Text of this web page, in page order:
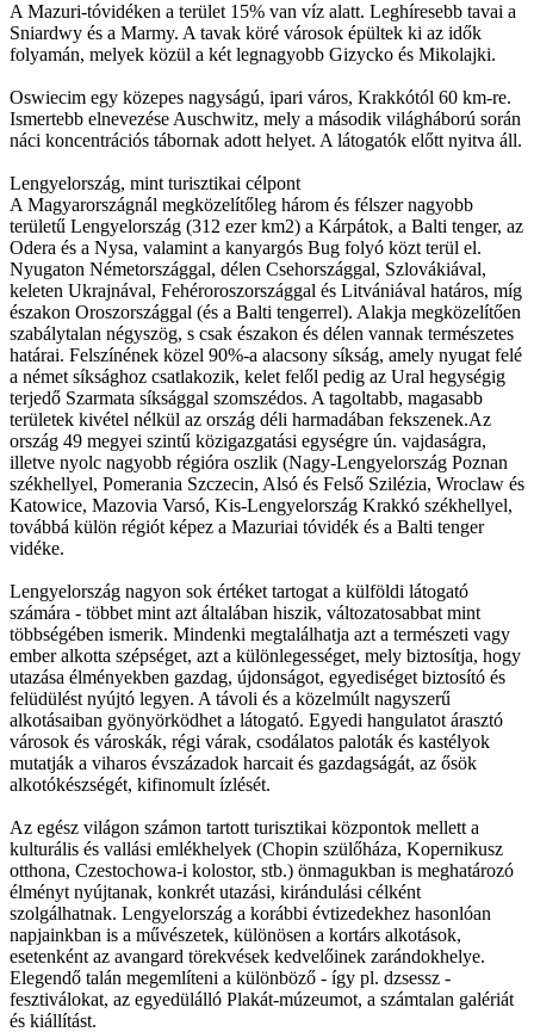
A Mazuri-tóvidéken a terület 15% van víz alatt. Leghíresebb tavai a
Sniardwy és a Marmy. A tavak köré városok épültek ki az idők
folyamán, melyek közül a két legnagyobb Gizycko és Mikolajki.
Oswiecim egy közepes nagyságú, ipari város, Krakkótól 60 km-re.
Ismertebb elnevezése Auschwitz, mely a második világháború során
náci koncentrációs tábornak adott helyet. A látogatók előtt nyitva áll.
Lengyelország, mint turisztikai célpont
A Magyarországnál megközelítőleg három és félszer nagyobb
területű Lengyelország (312 ezer km2) a Kárpátok, a Balti tenger, az
Odera és a Nysa, valamint a kanyargós Bug folyó közt terül el.
Nyugaton Németországgal, délen Csehországgal, Szlovákiával,
keleten Ukrajnával, Fehéroroszországgal és Litvániával határos, míg
északon Oroszországgal (és a Balti tengerrel). Alakja megközelítően
szabálytalan négyszög, s csak északon és délen vannak természetes
határai. Felszínének közel 90%-a alacsony síkság, amely nyugat felé
a német síksághoz csatlakozik, kelet felől pedig az Ural hegységig
terjedő Szarmata síksággal szomszédos. A tagoltabb, magasabb
területek kivétel nélkül az ország déli harmadában fekszenek.Az
ország 49 megyei szintű közigazgatási egységre ún. vajdaságra,
illetve nyolc nagyobb régióra oszlik (Nagy-Lengyelország Poznan
székhellyel, Pomerania Szczecin, Alsó és Felső Szilézia, Wroclaw és
Katowice, Mazovia Varsó, Kis-Lengyelország Krakkó székhellyel,
továbbá külön régiót képez a Mazuriai tóvidék és a Balti tenger
vidéke.
Lengyelország nagyon sok értéket tartogat a külföldi látogató
számára - többet mint azt általában hiszik, változatosabbat mint
többségében ismerik. Mindenki megtalálhatja azt a természeti vagy
ember alkotta szépséget, azt a különlegességet, mely biztosítja, hogy
utazása élményekben gazdag, újdonságot, egyediséget biztosító és
felüdülést nyújtó legyen. A távoli és a közelmúlt nagyszerű
alkotásaiban gyönyörködhet a látogató. Egyedi hangulatot árasztó
városok és városkák, régi várak, csodálatos paloták és kastélyok
mutatják a viharos évszázadok harcait és gazdagságát, az ősök
alkotókészségét, kifinomult ízlését.
Az egész világon számon tartott turisztikai központok mellett a
kulturális és vallási emlékhelyek (Chopin szülőháza, Kopernikusz
otthona, Czestochowa-i kolostor, stb.) önmagukban is meghatározó
élményt nyújtanak, konkrét utazási, kirándulási célként
szolgálhatnak. Lengyelország a korábbi évtizedekhez hasonlóan
napjainkban is a művészetek, különösen a kortárs alkotások,
esetenként az avangard törekvések kedvelőinek zarándokhelye.
Elegendő talán megemlíteni a különböző - így pl. dzsessz -
fesztiválokat, az egyedülálló Plakát-múzeumot, a számtalan galériát
és kiállítást.